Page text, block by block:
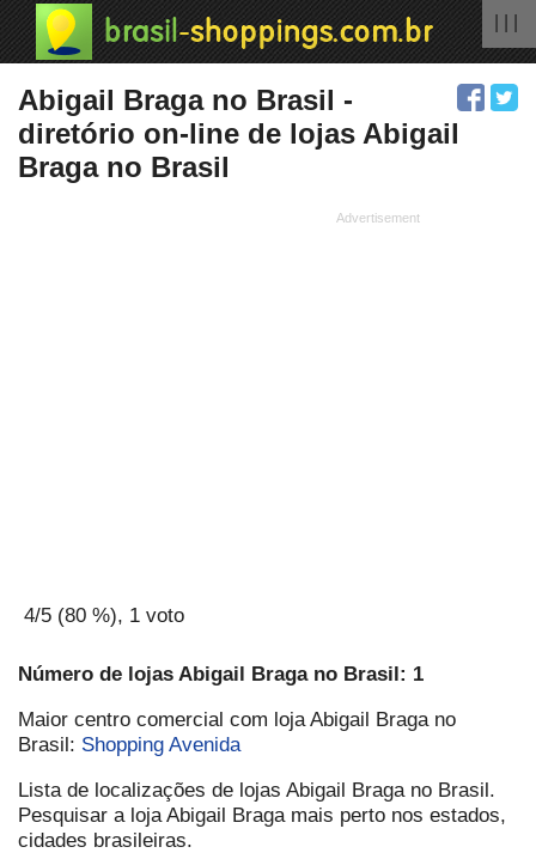
Abigail Braga no Brasil -
diretório on-line de lojas Abigail
Braga no Brasil
4/5 (80 %), 1 voto
Número de lojas Abigail Braga no Brasil: 1
Maior centro comercial com loja Abigail Braga no
Brasil: Shopping Avenida
Lista de localizações de lojas Abigail Braga no Brasil.
Pesquisar a loja Abigail Braga mais perto nos estados,
cidades brasileiras.